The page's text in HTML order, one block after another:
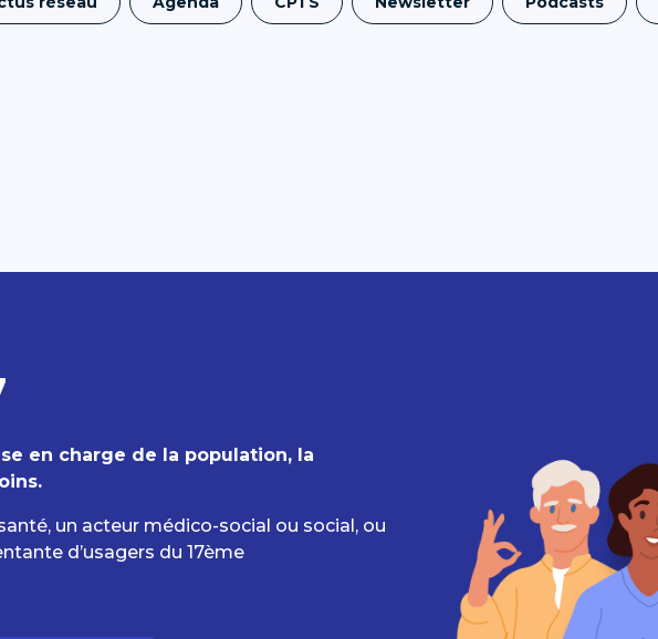
en charge de la population, la
un acteur médico-social ou social, ou
d’usagers du 17ème